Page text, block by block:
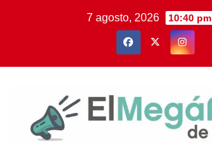
7 agosto, 2026 10:40 pm